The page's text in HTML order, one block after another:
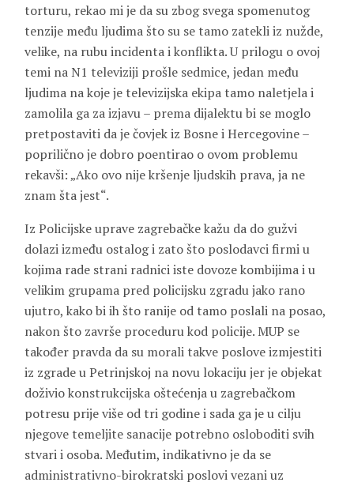
torturu, rekao mi je da su zbog svega spomenutog
tenzije među ljudima što su se tamo zatekli iz nužde,
velike, na rubu incidenta i konflikta. U prilogu o ovoj
temi na N1 televiziji prošle sedmice, jedan među
ljudima na koje je televizijska ekipa tamo naletjela i
zamolila ga za izjavu – prema dijalektu bi se moglo
pretpostaviti da je čovjek iz Bosne i Hercegovine –
poprilično je dobro poentirao o ovom problemu
rekavši: „Ako ovo nije kršenje ljudskih prava, ja ne
znam šta jest“.
Iz Policijske uprave zagrebačke kažu da do gužvi
dolazi između ostalog i zato što poslodavci firmi u
kojima rade strani radnici iste dovoze kombijima i u
velikim grupama pred policijsku zgradu jako rano
ujutro, kako bi ih što ranije od tamo poslali na posao,
nakon što završe proceduru kod policije. MUP se
također pravda da su morali takve poslove izmjestiti
iz zgrade u Petrinjskoj na novu lokaciju jer je objekat
doživio konstrukcijska oštećenja u zagrebačkom
potresu prije više od tri godine i sada ga je u cilju
njegove temeljite sanacije potrebno osloboditi svih
stvari i osoba. Međutim, indikativno je da se
administrativno-birokratski poslovi vezani uz